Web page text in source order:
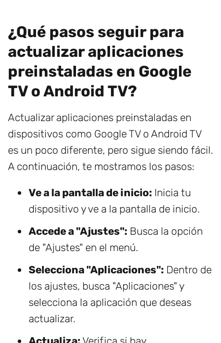
¿Qué pasos seguir para
actualizar aplicaciones
preinstaladas en Google
TV o Android TV?
Actualizar aplicaciones preinstaladas en
dispositivos como Google TV o Android TV
es un poco diferente, pero sigue siendo fácil.
A continuación, te mostramos los pasos:
Ve a la pantalla de inicio: Inicia tu
dispositivo y ve a la pantalla de inicio.
Accede a "Ajustes": Busca la opción
de "Ajustes" en el menú.
Selecciona "Aplicaciones": Dentro de
los ajustes, busca "Aplicaciones" y
selecciona la aplicación que deseas
actualizar.